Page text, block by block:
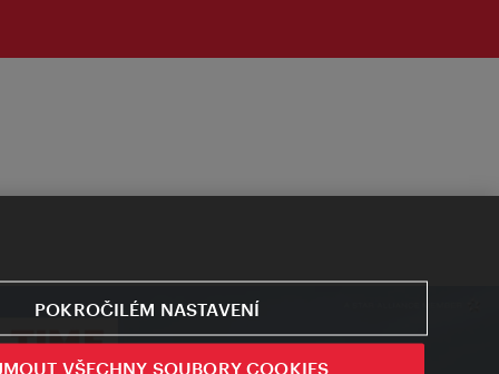
POKROČILÉM NASTAVENÍ
VŠECHNY SOUBORY COOKIES